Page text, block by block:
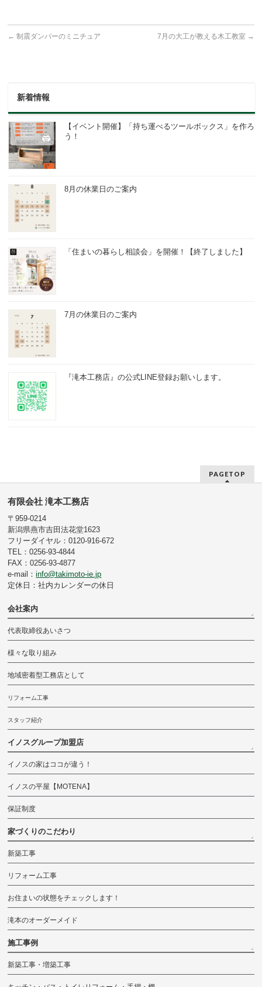
← 制震ダンパーのミニチュア 7月の大工が教える木工教室 →
新着情報
【イベント開催】「持ち運べるツールボックス」を作ろ
う！
8月の休業日のご案内
「住まいの暮らし相談会」を開催！【終了しました】
7月の休業日のご案内
『滝本工務店』の公式LINE登録お願いします。
PAGETOP
有限会社 滝本工務店
〒959-0214
新潟県燕市吉田法花堂1623
フリーダイヤル：0120-916-672
TEL：0256-93-4844
FAX：0256-93-4877
e-mail：info@takimoto-ie.jp
定休日：社内カレンダーの休日
会社案内
代表取締役あいさつ
様々な取り組み
地域密着型工務店として
リフォーム工事
スタッフ紹介
イノスグループ加盟店
イノスの家はココが違う！
イノスの平屋【MOTENA】
保証制度
家づくりのこだわり
新築工事
リフォーム工事
お住まいの状態をチェックします！
滝本のオーダーメイド
施工事例
新築工事・増築工事